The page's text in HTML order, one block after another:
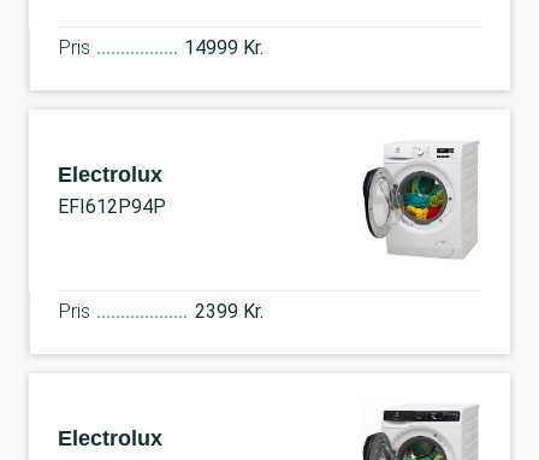
Pris 14999 Kr.
Electrolux
EFI612P94P
Pris 2399 Kr.
Electrolux